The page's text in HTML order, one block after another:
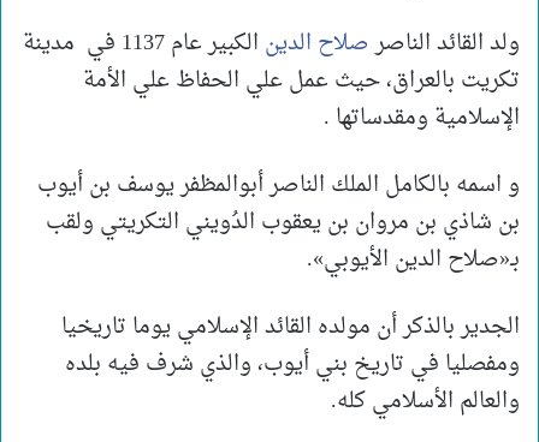
ولد القائد الناصرصلاح الدين
الكبير عام 1137 في مدينة
تكريت بالعراق، حيث عمل علي الحفاظ علي الأمة
الإسلامية ومقدساتها .
و اسمه بالكامل الملك الناصر أبوالمظفر يوسف بن أيوب
بن شاذي بن مروان بن يعقوب الدُويني التكريتي ولقب
بـ«صلاح الدين الأيوبي».
الجدير بالذكر أن مولده القائد الإسلامي يوما تاريخيا
ومفصليا في تاريخ بني أيوب، والذي شرف فيه بلده
والعالم الأسلامي كله.